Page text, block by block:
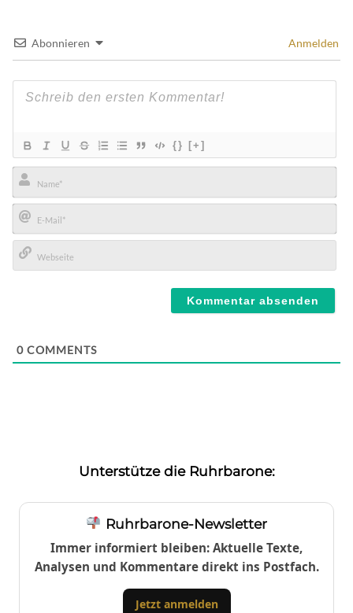
Abonnieren Anmelden
{} [+]
Name*
E-
Mail*
0 COMMENTS
Unterstütze die Ruhrbarone:
Ruhrbarone-Newsletter
Immer informiert bleiben: Aktuelle Texte,
Analysen und Kommentare direkt ins Postfach.
Jetzt anmelden